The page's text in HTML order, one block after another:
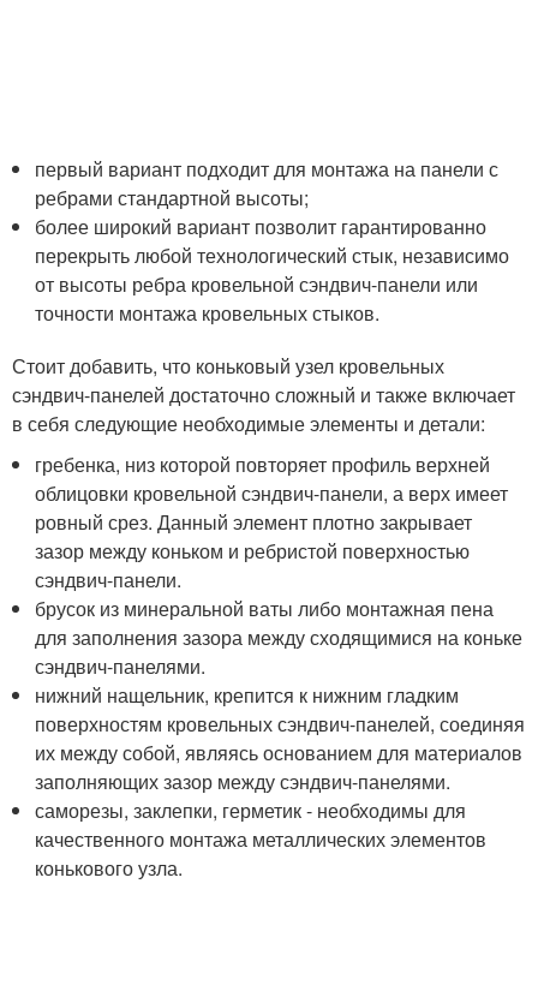
первый вариант подходит для монтажа на панели с
ребрами стандартной высоты;
более широкий вариант позволит гарантированно
перекрыть любой технологический стык, независимо
от высоты ребра кровельной сэндвич-панели или
точности монтажа кровельных стыков.
Стоит добавить, что коньковый узел кровельных
сэндвич-панелей достаточно сложный и также включает
в себя следующие необходимые элементы и детали:
гребенка, низ которой повторяет профиль верхней
облицовки кровельной сэндвич-панели, а верх имеет
ровный срез. Данный элемент плотно закрывает
зазор между коньком и ребристой поверхностью
сэндвич-панели.
брусок из минеральной ваты либо монтажная пена
для заполнения зазора между сходящимися на коньке
сэндвич-панелями.
нижний нащельник, крепится к нижним гладким
поверхностям кровельных сэндвич-панелей, соединяя
их между собой, являясь основанием для материалов
заполняющих зазор между сэндвич-панелями.
саморезы, заклепки, герметик - необходимы для
качественного монтажа металлических элементов
конькового узла.